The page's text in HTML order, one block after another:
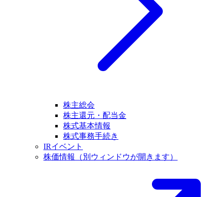
株主総会
株主還元・配当金
株式基本情報
株式事務手続き
IRイベント
株価情報
（別ウィンドウが開きます）